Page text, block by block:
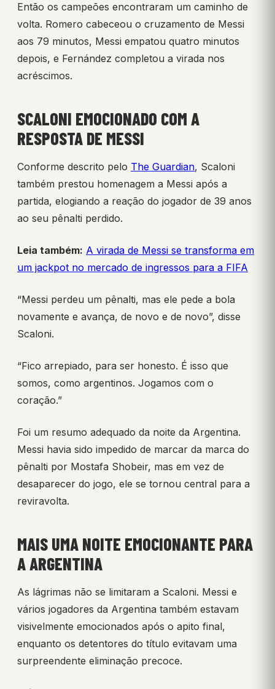
Então os campeões encontraram um caminho de
volta. Romero cabeceou o cruzamento de Messi
aos 79 minutos, Messi empatou quatro minutos
depois, e Fernández completou a virada nos
acréscimos.
SCALONI EMOCIONADO COM A
RESPOSTA DE MESSI
Conforme descrito pelo The Guardian, Scaloni
também prestou homenagem a Messi após a
partida, elogiando a reação do jogador de 39 anos
ao seu pênalti perdido.
Leia também: A virada de Messi se transforma em
um jackpot no mercado de ingressos para a FIFA
“Messi perdeu um pênalti, mas ele pede a bola
novamente e avança, de novo e de novo”, disse
Scaloni.
“Fico arrepiado, para ser honesto. É isso que
somos, como argentinos. Jogamos com o
coração.”
Foi um resumo adequado da noite da Argentina.
Messi havia sido impedido de marcar da marca do
pênalti por Mostafa Shobeir, mas em vez de
desaparecer do jogo, ele se tornou central para a
reviravolta.
MAIS UMA NOITE EMOCIONANTE PARA
A ARGENTINA
As lágrimas não se limitaram a Scaloni. Messi e
vários jogadores da Argentina também estavam
visivelmente emocionados após o apito final,
enquanto os detentores do título evitavam uma
surpreendente eliminação precoce.